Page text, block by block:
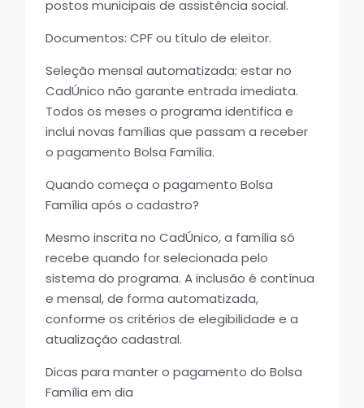
postos municipais de assistência social.
Documentos: CPF ou título de eleitor.
Seleção mensal automatizada: estar no
CadÚnico não garante entrada imediata.
Todos os meses o programa identifica e
inclui novas famílias que passam a receber
o pagamento Bolsa Família.
Quando começa o pagamento Bolsa
Família após o cadastro?
Mesmo inscrita no CadÚnico, a família só
recebe quando for selecionada pelo
sistema do programa. A inclusão é contínua
e mensal, de forma automatizada,
conforme os critérios de elegibilidade e a
atualização cadastral.
Dicas para manter o pagamento do Bolsa
Família em dia